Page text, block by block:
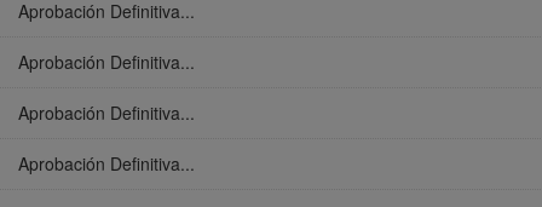
Aprobación Definitiva...
Aprobación Definitiva...
Aprobación Definitiva...
Aprobación Definitiva...